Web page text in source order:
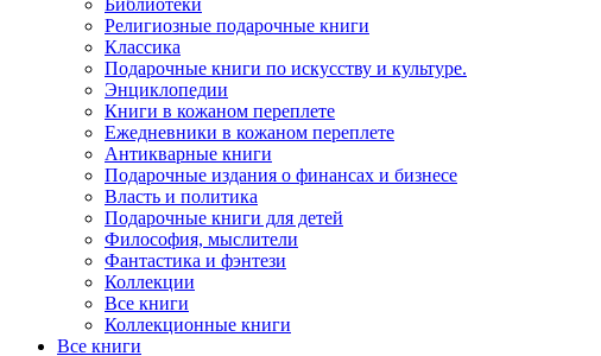
Библиотеки
Религиозные подарочные книги
Классика
Подарочные книги по искусству и культуре.
Энциклопедии
Книги в кожаном переплете
Ежедневники в кожаном переплете
Антикварные книги
Подарочные издания о финансах и бизнесе
Власть и политика
Подарочные книги для детей
Философия, мыслители
Фантастика и фэнтези
Коллекции
Все книги
Коллекционные книги
Все книги